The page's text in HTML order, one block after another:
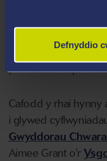
Defnyddio
“Rydyn ni wedi
hi'n galonogol
yn rhannu eu
Cafodd y rhai
i glywed
Gwyddorau
Aimee Grant o'r